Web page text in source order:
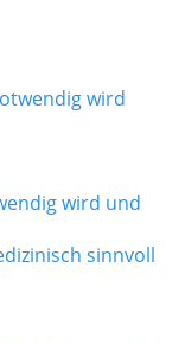
wird und